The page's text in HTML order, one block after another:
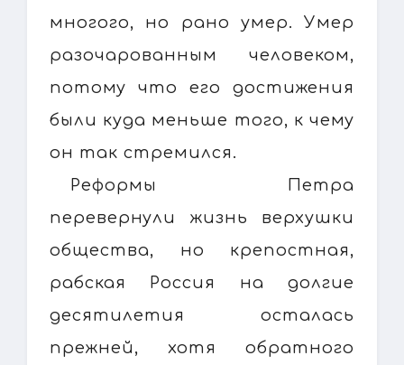
многого, но рано умер. Умер
разочарованным человеком,
потому что его достижения
были куда меньше того, к чему
он так стремился.
Реформы Петра
перевернули жизнь верхушки
общества, но крепостная,
рабская Россия на долгие
десятилетия осталась
прежней, хотя обратного